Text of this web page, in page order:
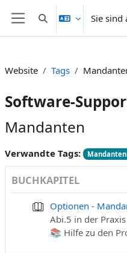
Zum Hauptinhalt
Website-Übersicht
SucheingabeSie sind
Website Tags
Software-
Mandanten
Verwandte Tags:
BUCHKAPITEL
Optionen -
Abi.5 in der
📚 Hilfe zu den